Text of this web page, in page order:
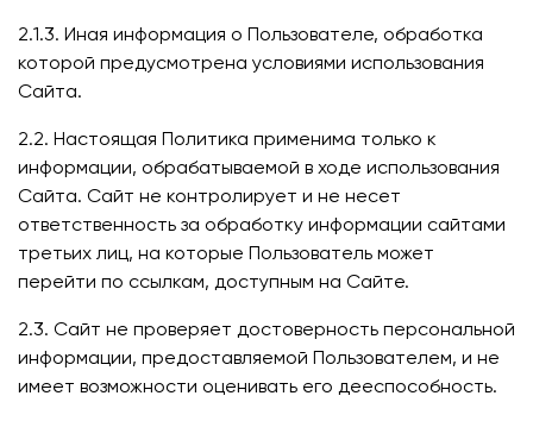
2.1.3. Иная информация о Пользователе, обработка
которой предусмотрена условиями использования
Сайта.
2.2. Настоящая Политика применима только к
информации, обрабатываемой в ходе использования
Сайта. Сайт не контролирует и не несет
ответственность за обработку информации сайтами
третьих лиц, на которые Пользователь может
перейти по ссылкам, доступным на Сайте.
2.3. Сайт не проверяет достоверность персональной
информации, предоставляемой Пользователем, и не
имеет возможности оценивать его дееспособность.